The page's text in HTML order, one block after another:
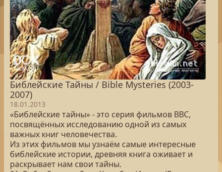
Библейские Тайны / Bible Mysteries (2003-
2007)
18.01.2013
«Библейские тайны» - это серия фильмов BBC,
посвящённых исследованию одной из самых
важных книг человечества.
Из этих фильмов мы узнаём самые интересные
библейские истории, древняя книга оживает и
раскрывает нам свои тайны.